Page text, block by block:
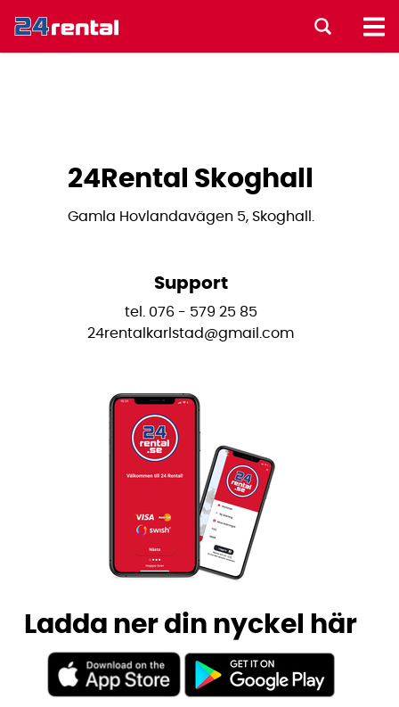
24Rental Skoghall
Gamla Hovlandavägen 5, Skoghall.
Support
tel. 076 - 579 25 85
24rentalkarlstad@gmail.com
Ladda ner din nyckel här